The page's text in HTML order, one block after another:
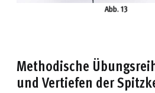
Abb. 13
Methodische
und Vertiefen der